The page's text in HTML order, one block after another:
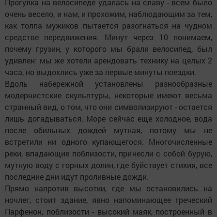
Прогулка на велосипеде удалась на славу - всем было
очень весело, и нам, и прохожим, наблюдающим за тем,
как толпа мужиков пытается разогнаться на чудном
средстве передвижения. Минут через 10 понимаем,
почему грузин, у которого мы брали велосипед, был
удивлен: мы же хотели арендовать технику на целых 2
часа, но выдохлись уже за первые минуты поездки.
Вдоль набережной установлены разнообразные
модернистские скульптуры, некоторые имеют весьма
странный вид, о том, что они символизируют - остается
лишь догадываться. Море сейчас еще холодное, вода
после обильных дождей мутная, потому мы не
встретили ни одного купающегося. Многочисленные
реки, впадающие поблизости, принесли с собой бурую,
мутную воду с горных долин, где буйствует стихия, все
последние дни идут проливные дожди.
Прямо напротив высотки, где мы остановились на
ночлег, стоит здание, явно напоминающее греческий
Парфенон, поблизости - высокий маяк, построенный в